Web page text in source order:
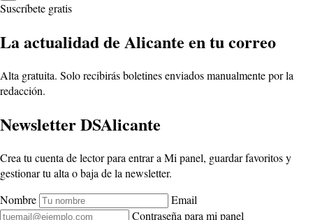
Suscríbete gratis
La actualidad de Alicante en tu correo
Alta gratuita. Solo recibirás boletines enviados manualmente por la
redacción.
Newsletter DSAlicante
Crea tu cuenta de lector para entrar a Mi panel, guardar favoritos y
gestionar tu alta o baja de la newsletter.
Nombre
Email
Contraseña para mi panel